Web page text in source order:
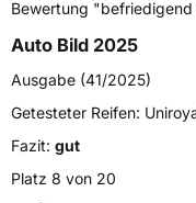
Generelle Merkmale
FahrzeugtypPKW
Verwendung
Modellname
FahrzeugartPKW & SUV
Bewertung
Auto Bild 2025
Ausgabe (41/2025)
Getesteter Reifen:
Fazit: gut
Platz 8 von 20